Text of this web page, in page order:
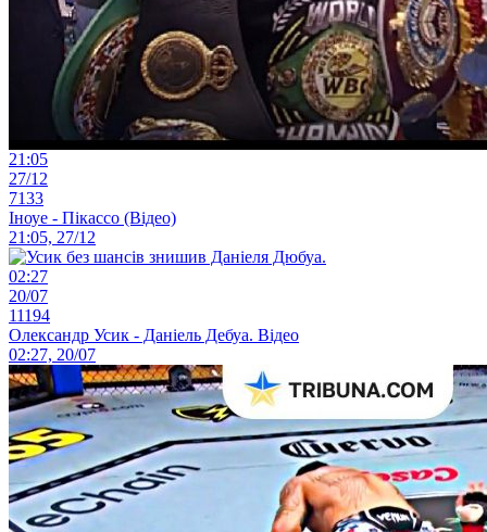
21:05
27/12
7133
Іноуе - Пікассо (Відео)
21:05, 27/12
02:27
20/07
11194
Олександр Усик - Даніель Дебуа. Відео
02:27, 20/07